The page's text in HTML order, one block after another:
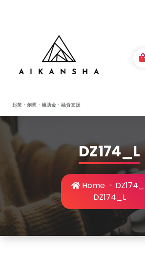
起業・創業・補助金・融資支援
DZ174_L
Home-
DZ174_L